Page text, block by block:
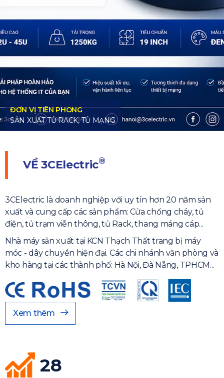
MẠNG
VỀ3CElectric®
3CElectric là doanh nghiệp với uy tín hơn 20 năm sản
xuất và cung cấp các sản phẩm: Cửa chống cháy, tủ
điện, tủ trạm viễn thông, tủ Rack, thang máng cáp...
Nhà máy sản xuất tại KCN Thạch Thất trang bị máy
móc - dây chuyền hiện đại. Các chi nhánh văn phòng và
kho hàng tại các thành phố: Hà Nội, Đà Nẵng, TPHCM...
Xem thêm
28